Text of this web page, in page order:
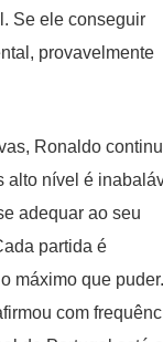
Se ele conseguir
provavelmente
Ronaldo
alto nível é
adequar ao seu
partida é
máximo que puder.
com